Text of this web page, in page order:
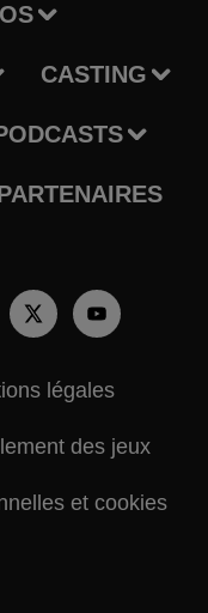
CASTING
légales
des jeux
et cookies